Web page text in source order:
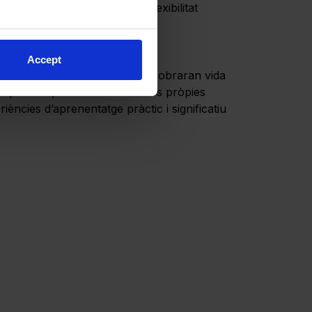
Accept
que permet una flexibilitat
del BSB STEAM Centre cobraran vida
verd, cultivaran les seves pròpies
d’aprenentatge pràctic i significatiu